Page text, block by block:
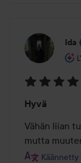
Ida
4
/
5
Hyvä
Vähän liian
mutta
Käännetty